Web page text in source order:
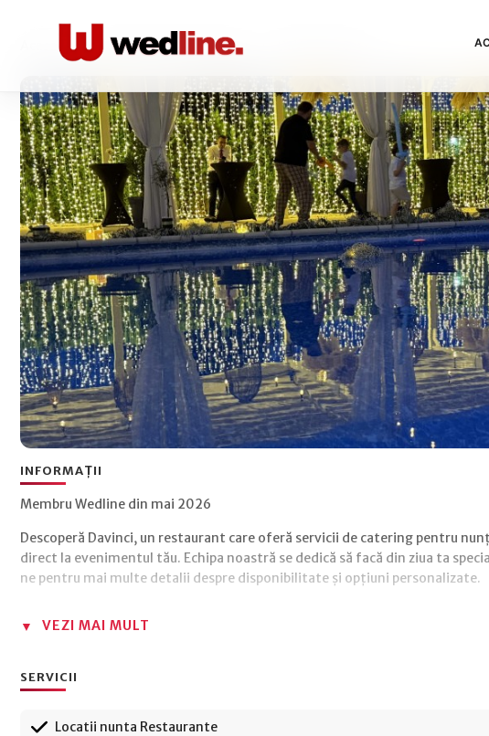
/ Locatii nunta Restaurante
INFORMAȚII
Membru Wedline din mai 2026
Descoperă Davinci, un restaurant care oferă servicii de catering pentru
direct la evenimentul tău. Echipa noastră se dedică să facă din ziua ta
ne pentru mai multe detalii despre disponibilitate și opțiuni personalizate.
VEZI MAI MULT
SERVICII
Locatii nunta Restaurante